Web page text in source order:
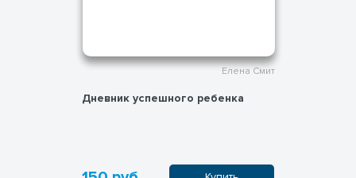
Елена Смит
Дневник успешного ребенка